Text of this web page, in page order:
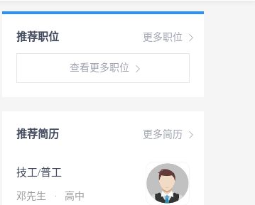
更多职位
推荐职位
查看更多职位
更多简历
推荐简历
技工/普工
邓先生 · 高中